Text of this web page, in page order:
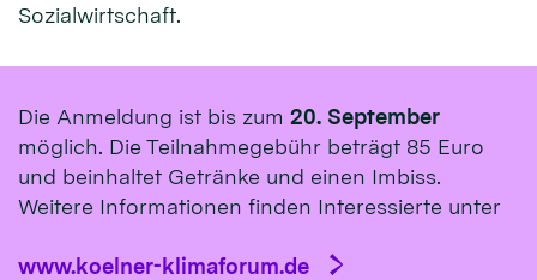
Sozialwirtschaft.
Die Anmeldung ist bis zum 20. September
möglich. Die Teilnahmegebühr beträgt 85 Euro
und beinhaltet Getränke und einen Imbiss.
Weitere Informationen finden Interessierte unter
www.koelner-klimaforum.de